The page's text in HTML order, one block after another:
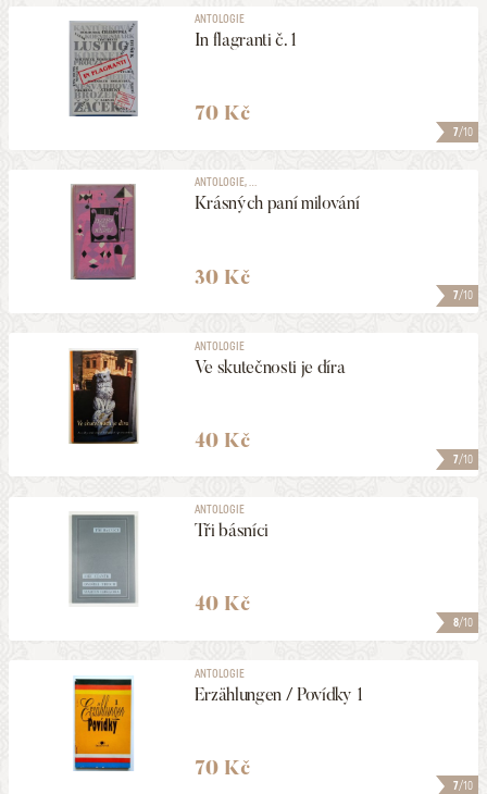
7/10
ANTOLOGIE
In flagranti č. 1
70 Kč
7/10
ANTOLOGIE, ...
Krásných paní milování
30 Kč
7/10
ANTOLOGIE
Ve skutečnosti je díra
40 Kč
8/10
ANTOLOGIE
Tři básníci
40 Kč
7/10
ANTOLOGIE
Erzählungen / Povídky 1
70 Kč